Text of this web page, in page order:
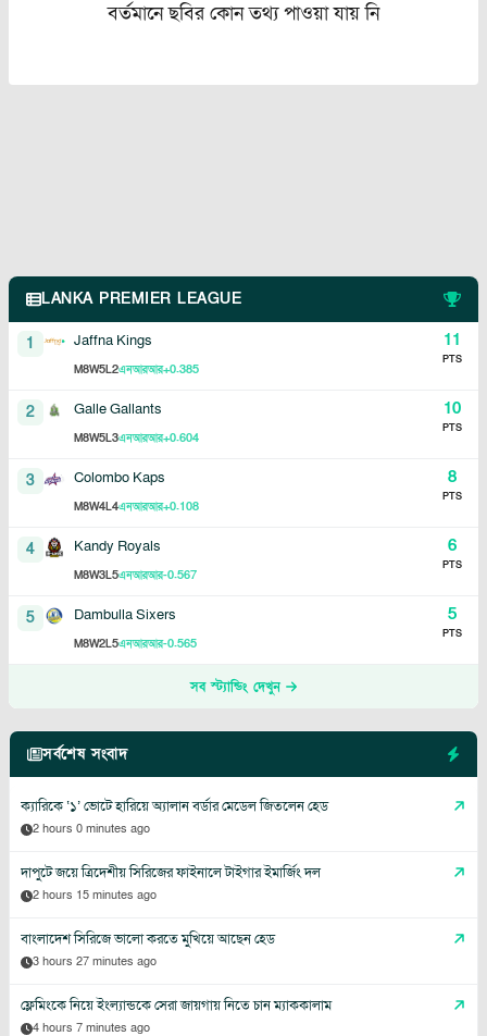
বর্তমানে ছবির কোন তথ্য পাওয়া যায় নি
LANKA PREMIER LEAGUE
1 Jaffna Kings
M8W5L2এনআরআর+0.385
11
PTS
2 Galle Gallants
M8W5L3এনআরআর+0.604
10
PTS
3 Colombo Kaps
M8W4L4এনআরআর+0.108
8
PTS
4 Kandy Royals
M8W3L5এনআরআর-0.567
6
PTS
5 Dambulla Sixers
M8W2L5এনআরআর-0.565
5
PTS
সব স্ট্যান্ডিং দেখুন
সর্বশেষ সংবাদ
ক্যারিকে ‘১’ ভোটে হারিয়ে অ্যালান বর্ডার মেডেল জিতলেন হেড
2 hours 0 minutes ago
দাপুটে জয়ে ত্রিদেশীয় সিরিজের ফাইনালে টাইগার ইমার্জিং দল
2 hours 15 minutes ago
বাংলাদেশ সিরিজে ভালো করতে মুখিয়ে আছেন হেড
3 hours 27 minutes ago
ফ্লেমিংকে নিয়ে ইংল্যান্ডকে সেরা জায়গায় নিতে চান ম্যাককালাম
4 hours 7 minutes ago